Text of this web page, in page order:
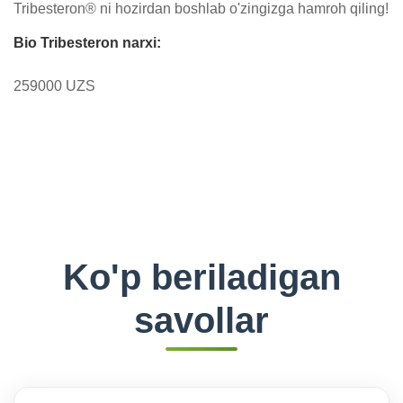
Tribesteron® ni hozirdan boshlab o'zingizga hamroh qiling!
Bio Tribesteron narxi:
259000 UZS
Ko'p beriladigan
savollar